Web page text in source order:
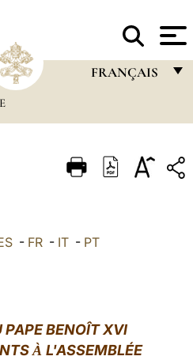
FRANÇAIS
ITALIANO
العربيّة
中文
- FR - IT - PT
PAPE BENOÎT XVI
À L'ASSEMBLÉE